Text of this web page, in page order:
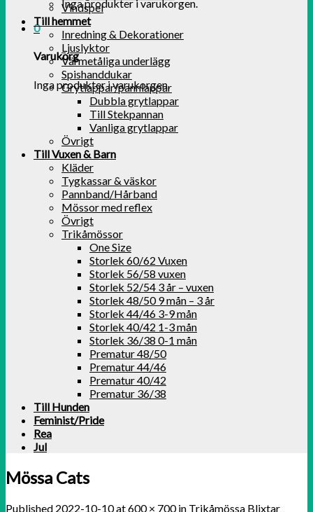
Inga produkter i varukorgen.
0
Varukorg
Inga produkter i varukorgen.
Vindspel
Till hemmet
Inredning & Dekorationer
Ljuslyktor
Värmetåliga underlägg
Spishanddukar
Grytlappar/pannlappar
Dubbla grytlappar
Till Stekpannan
Vanliga grytlappar
Övrigt
Till Vuxen & Barn
Kläder
Tygkassar & väskor
Pannband/Hårband
Mössor med reflex
Övrigt
Trikåmössor
One Size
Storlek 60/62 Vuxen
Storlek 56/58 vuxen
Storlek 52/54 3 år – vuxen
Storlek 48/50 9 mån – 3 år
Storlek 44/46 3-9 mån
Storlek 40/42 1-3 mån
Storlek 36/38 0-1 mån
Prematur 48/50
Prematur 44/46
Prematur 40/42
Prematur 36/38
Till Hunden
Feminist/Pride
Rea
Jul
Mössa Cats
Published 2022-10-10at600 × 700in Trikåmössa Blixtar